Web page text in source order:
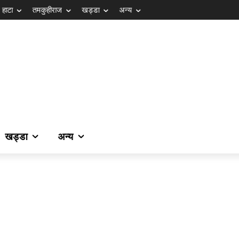
हाटा तमकुहीराज खड्डा अन्य
खड्डा अन्य